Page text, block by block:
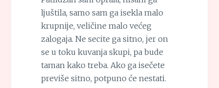
ljuštila, samo sam ga isekla malo
krupnije, veličine malo većeg
zalogaja. Ne secite ga sitno, jer on
se u toku kuvanja skupi, pa bude
taman kako treba. Ako ga isečete
previše sitno, potpuno će nestati.